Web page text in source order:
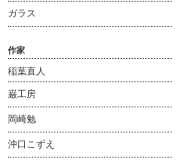
ガラス
作家
稲葉直人
巌工房
岡崎勉
沖口こずえ